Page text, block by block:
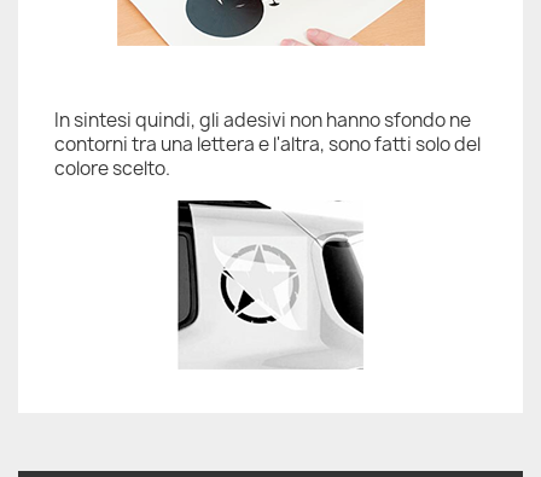
In sintesi quindi, gli adesivi non hanno sfondo ne
contorni tra una lettera e l'altra, sono fatti solo del
colore scelto.